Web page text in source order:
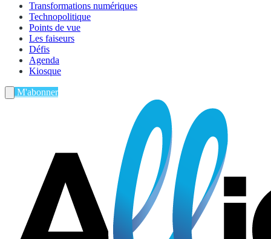
Transformations numériques
Technopolitique
Points de vue
Les faiseurs
Défis
Agenda
Kiosque
M'abonner